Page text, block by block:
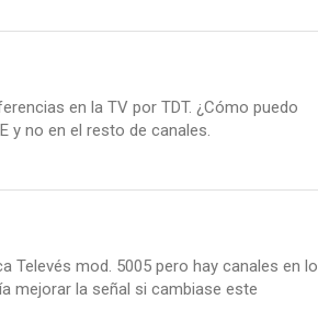
en la TV por TDT. ¿Cómo puedo
y no en el resto de canales.
Televés mod. 5005 pero hay canales en
mejorar la señal si cambiase este